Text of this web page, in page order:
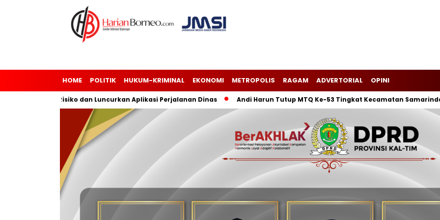
HOME POLITIK HUKUM-KRIMINAL EKONOMI METROPOLIS RAGAM ADVERTORIAL OPINI
Risiko dan Luncurkan Aplikasi Perjalanan Dinas Andi Harun Tutup MTQ Ke-53 Tingkat Kecamatan Samarinda Ilir,